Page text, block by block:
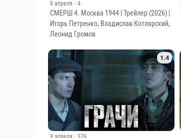
8 апреля · 4
СМЕРШ 4. Москва 1944 | Трейлер (2026) |
Игорь Петренко, Владислав Котлярский,
Леонид Громов
1.4